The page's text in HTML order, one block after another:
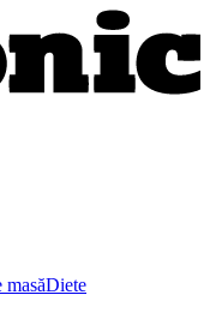
masăDiete